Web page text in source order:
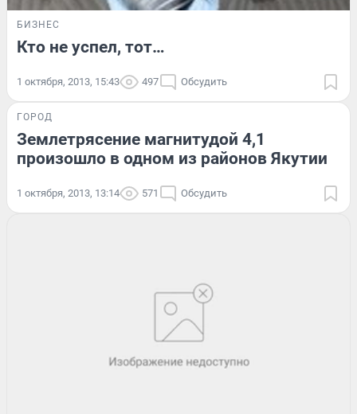
БИЗНЕС
Кто не успел, тот…
1 октября, 2013, 15:43 497 Обсудить
ГОРОД
Землетрясение магнитудой 4,1
произошло в одном из районов Якутии
1 октября, 2013, 13:14 571 Обсудить